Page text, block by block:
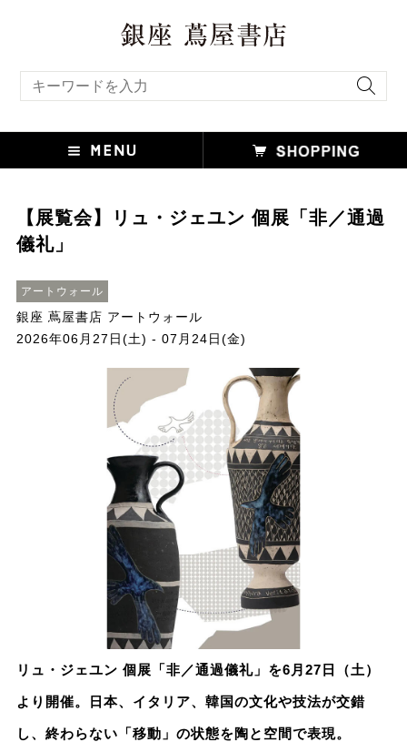
【展覧会】リュ・ジェユン 個展「非／通過
儀礼」
アートウォール
銀座 蔦屋書店 アートウォール
2026年06月27日(土) - 07月24日(金)
リュ・ジェユン 個展「非／通過儀礼」を6月27日（土）
より開催。日本、イタリア、韓国の文化や技法が交錯
し、終わらない「移動」の状態を陶と空間で表現。